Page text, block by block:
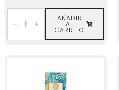
Crema
Manos
con
Oblepikha
AÑADIR
AL
CARRITO